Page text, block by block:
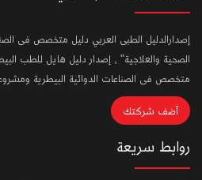
إصدارالدليل الطبى العربي دليل متخصص فى
الصحية والعلاجية" , إصدار دليل هايل للطب
متخصص فى الصناعات الدوائية البيطرية
أضف شركتك
روابط سريعة